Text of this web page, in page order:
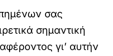
σας
σημαντική
γι’ αυτήν